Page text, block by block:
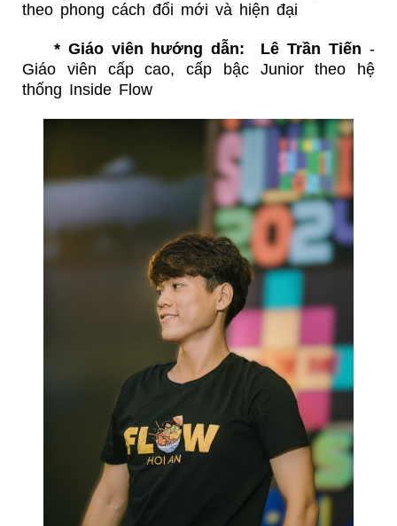
theo phong cách đổi mới và hiện đại
* Giáo viên hướng dẫn: Lê Trần Tiến -
Giáo viên cấp cao, cấp bậc Junior theo hệ
thống Inside Flow